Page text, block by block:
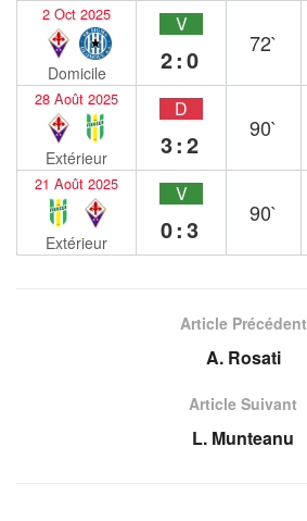
2 Oct 2025
Domicile
V
2:0
72`
28 Août 2025
Extérieur
D
3:2
90`
21 Août 2025
Extérieur
V
0:3
90`
Article Précédent
A. Rosati
Article Suivant
L. Munteanu